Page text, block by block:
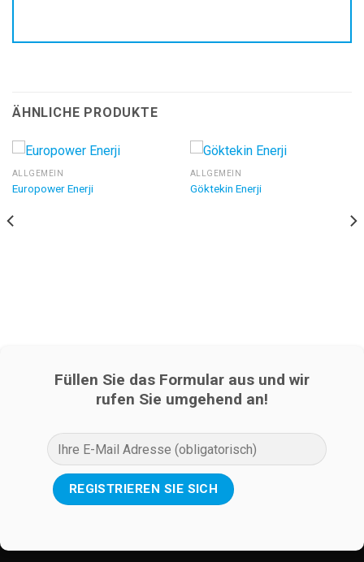
ÄHNLICHE PRODUKTE
ALLGEMEIN
Europower Enerji
ALLGEMEIN
Göktekin Enerji
Füllen Sie das Formular aus und wir
rufen Sie umgehend an!